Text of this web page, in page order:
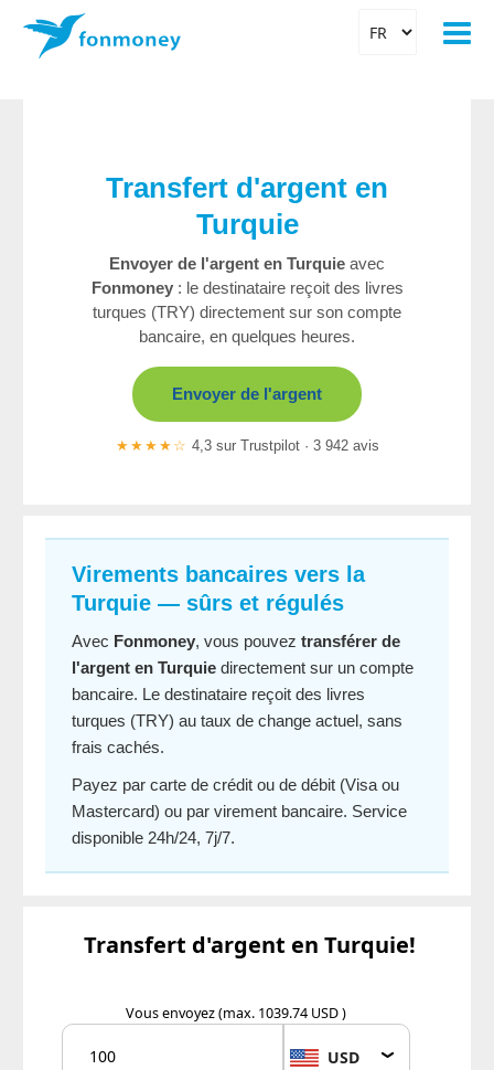
Transfert d'argent en
Turquie
Envoyer de l'argent en Turquie avec
Fonmoney: le destinataire reçoit des livres
turques (TRY) directement sur son compte
bancaire, en quelques heures.
Envoyer de l'argent
★★★★☆ 4,3 sur Trustpilot · 3 942 avis
Virements bancaires vers la
Turquie — sûrs et régulés
Avec Fonmoney, vous pouvez transférer de
l'argent en Turquie directement sur un compte
bancaire. Le destinataire reçoit des livres
turques (TRY) au taux de change actuel, sans
frais cachés.
Payez par carte de crédit ou de débit (Visa ou
Mastercard) ou par virement bancaire. Service
disponible 24h/24, 7j/7.
Transfert d'argent en Turquie!
Vous envoyez(max. 1039.74 USD )
USD